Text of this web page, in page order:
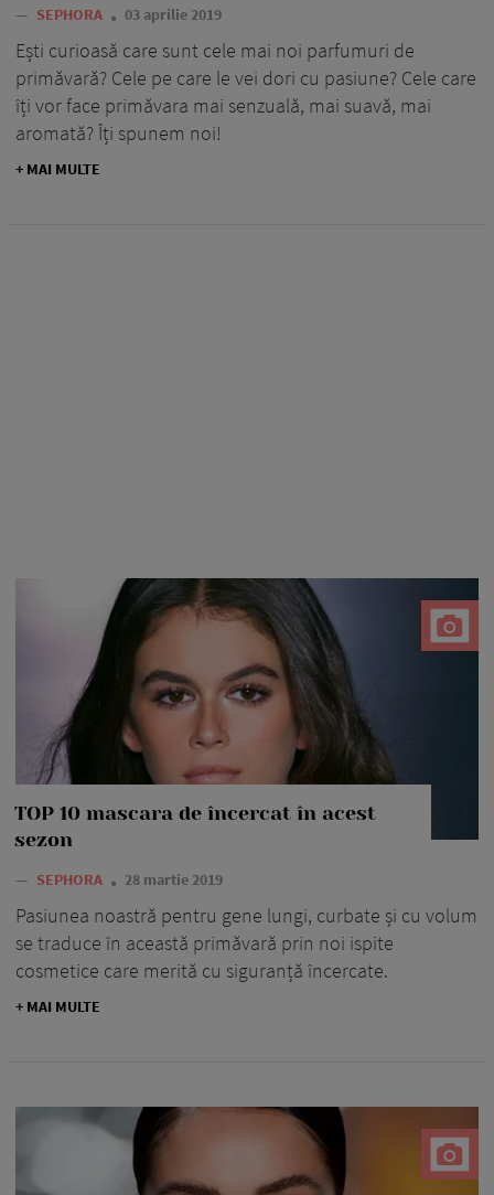
— SEPHORA 03 aprilie 2019
Ești curioasă care sunt cele mai noi parfumuri de
primăvară? Cele pe care le vei dori cu pasiune? Cele care
îți vor face primăvara mai senzuală, mai suavă, mai
aromată? Îți spunem noi!
+ MAI MULTE
TOP 10 mascara de încercat în acest
sezon
— SEPHORA 28 martie 2019
Pasiunea noastră pentru gene lungi, curbate și cu volum
se traduce în această primăvară prin noi ispite
cosmetice care merită cu siguranță încercate.
+ MAI MULTE